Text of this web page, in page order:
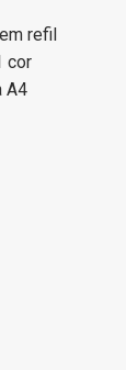
refil
cor
A4